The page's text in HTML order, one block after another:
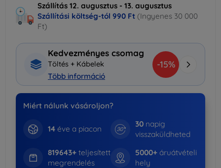
Szállítás 12. augusztus - 13. augusztus
Szállítási költség-tól 990 Ft (Ingyenes 30 000
Ft)
Kedvezményes csomag
Töltés + Kábelek
Több információ
-15%
Miért nálunk vásároljon?
14éve a piacon
30 napig
visszaküldheted
819643+teljesített
megrendelés
5000+ áruátvételi
hely